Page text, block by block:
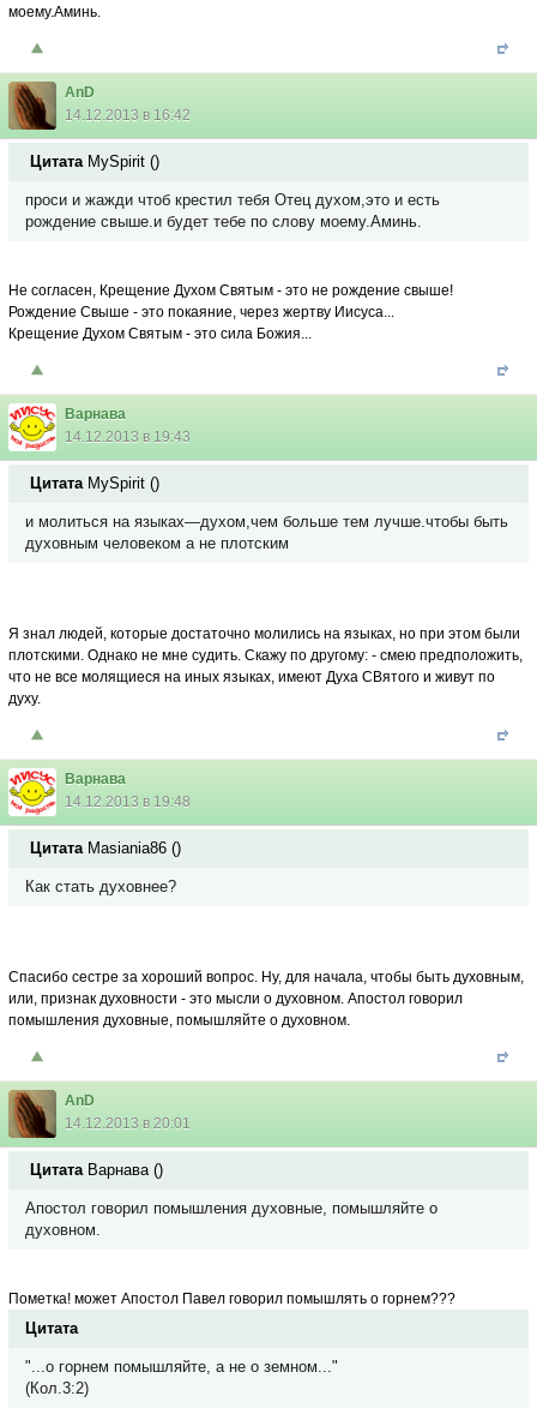
моему.Аминь.
AnD
14.12.2013 в 16:42
Цитата MySpirit ()
проси и жажди чтоб крестил тебя Отец духом,это и есть
рождение свыше.и будет тебе по слову моему.Аминь.
Не согласен, Крещение Духом Святым - это не рождение свыше!
Рождение Свыше - это покаяние, через жертву Иисуса...
Крещение Духом Святым - это сила Божия...
Варнава
14.12.2013 в 19:43
Цитата MySpirit ()
и молиться на языках—духом,чем больше тем лучше.чтобы быть
духовным человеком а не плотским
Я знал людей, которые достаточно молились на языках, но при этом были
плотскими. Однако не мне судить. Скажу по другому: - смею предположить,
что не все молящиеся на иных языках, имеют Духа СВятого и живут по
духу.
Варнава
14.12.2013 в 19:48
Цитата Masiania86 ()
Как стать духовнее?
Спасибо сестре за хороший вопрос. Ну, для начала, чтобы быть духовным,
или, признак духовности - это мысли о духовном. Апостол говорил
помышления духовные, помышляйте о духовном.
AnD
14.12.2013 в 20:01
Цитата Варнава()
Апостол говорил помышления духовные, помышляйте о
духовном.
Пометка! может Апостол Павел говорил помышлять о горнем???
Цитата
"...о горнем помышляйте, а не о земном..."
(Кол.3:2)